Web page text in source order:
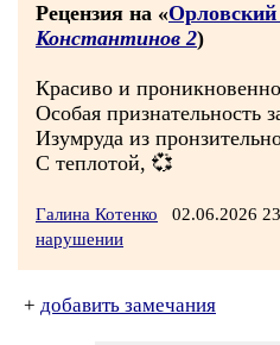
Рецензия на «
Константинов 2)
Красиво и
Особая признательность
Изумруда из
С теплотой, 💞
Галина Котенко 02.06.2026
нарушении
+ добавить замечания